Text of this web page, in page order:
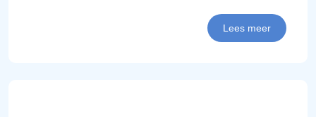
Lees meer